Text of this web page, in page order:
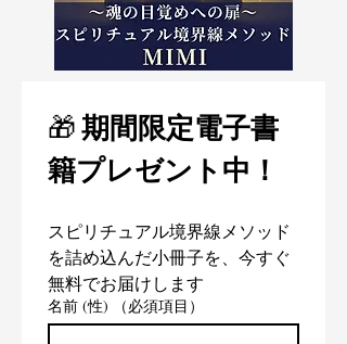
🎁 期間限定電子書
籍プレゼント中！
スピリチュアル境界線メソッド
を詰め込んだ小冊子を、今すぐ
無料でお届けします
名前 (性) （必須項目）